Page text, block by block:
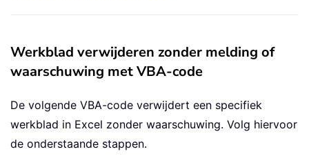
Werkblad verwijderen zonder melding of
waarschuwing met VBA-code
De volgende VBA-code verwijdert een specifiek
werkblad in Excel zonder waarschuwing. Volg hiervoor
de onderstaande stappen.